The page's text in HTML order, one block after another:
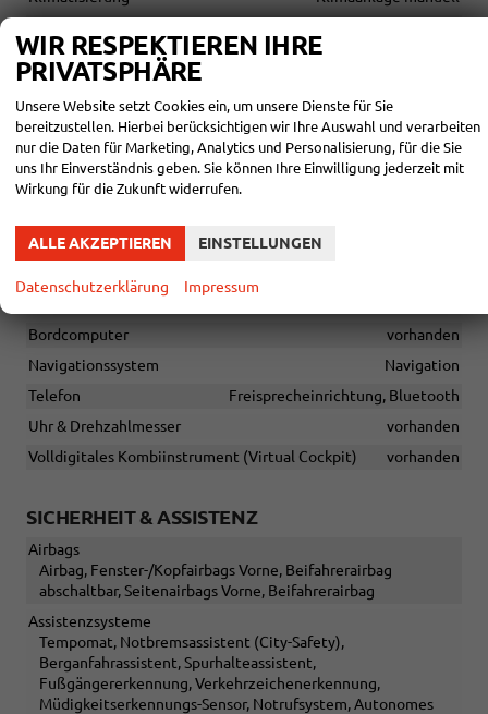
Lenkrad
in Leder, höhenverstellbar, mit Multifunktionen
Sitze: Verstellbarkeit
Höhenverstellbarer Fahrer- und Beifahrersitz
INFOTAINMENT & KOMMUNIKATION
Radio, Schnittstelle USB, Farbdisplay, Android Auto, Apple
Bordcomputer
vorhanden
Navigationssystem
Navigation
Telefon
Freisprecheinrichtung, Bluetooth
Uhr & Drehzahlmesser
vorhanden
Volldigitales Kombiinstrument (Virtual Cockpit)
vorhanden
SICHERHEIT & ASSISTENZ
Airbags
Airbag, Fenster-/Kopfairbags Vorne, Beifahrerairbag
abschaltbar, Seitenairbags Vorne, Beifahrerairbag
Assistenzsysteme
Tempomat, Notbremsassistent (City-Safety),
Berganfahrassistent, Spurhalteassistent,
Fußgängererkennung, Verkehrzeichenerkennung,
Müdigkeitserkennungs-Sensor, Notrufsystem, Autonomes
WIR RESPEKTIEREN IHRE
PRIVATSPHÄRE
Unsere Website setzt Cookies ein, um unsere Dienste für Sie
bereitzustellen. Hierbei berücksichtigen wir Ihre Auswahl und verarbeiten
nur die Daten für Marketing, Analytics und Personalisierung, für die Sie
uns Ihr Einverständnis geben. Sie können Ihre Einwilligung jederzeit mit
Wirkung für die Zukunft widerrufen.
ALLE AKZEPTIEREN EINSTELLUNGEN
Datenschutzerklärung Impressum